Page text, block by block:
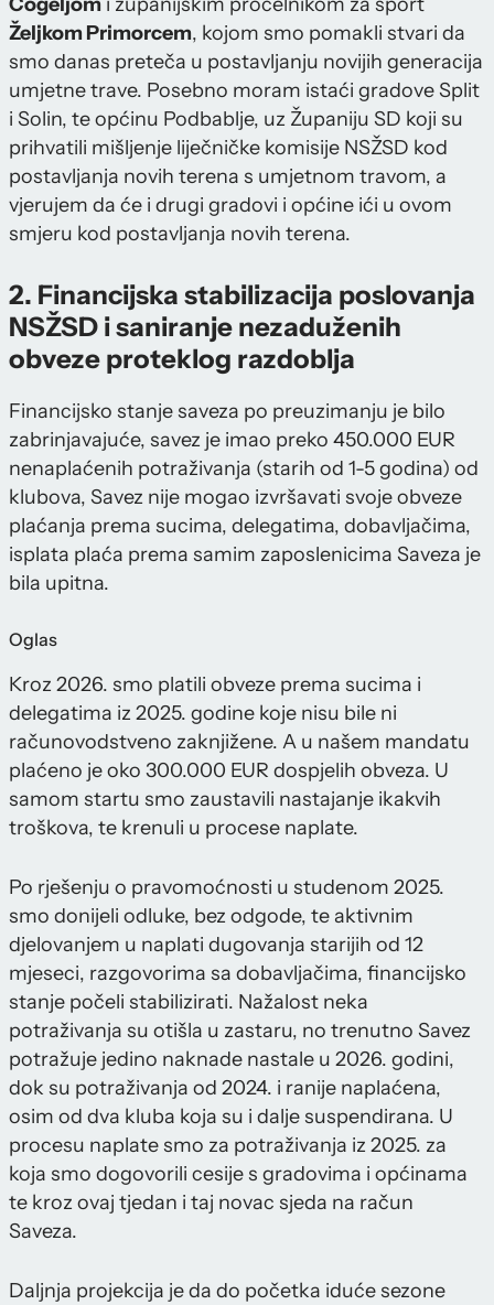
Željkom Primorcem, kojom smo pomakli stvari da
smo danas preteča u postavljanju novijih generacija
umjetne trave. Posebno moram istaći gradove Split
i Solin, te općinu Podbablje, uz Županiju SD koji su
prihvatili mišljenje liječničke komisije NSŽSD kod
postavljanja novih terena s umjetnom travom, a
vjerujem da će i drugi gradovi i općine ići u ovom
smjeru kod postavljanja novih terena.
2. Financijska stabilizacija poslovanja
NSŽSD i saniranje nezaduženih
obveze proteklog razdoblja
Financijsko stanje saveza po preuzimanju je bilo
zabrinjavajuće, savez je imao preko 450.000 EUR
nenaplaćenih potraživanja (starih od 1-5 godina) od
klubova, Savez nije mogao izvršavati svoje obveze
plaćanja prema sucima, delegatima, dobavljačima,
isplata plaća prema samim zaposlenicima Saveza je
bila upitna.
Oglas
Kroz 2026. smo platili obveze prema sucima i
delegatima iz 2025. godine koje nisu bile ni
računovodstveno zaknjižene. A u našem mandatu
plaćeno je oko 300.000 EUR dospjelih obveza. U
samom startu smo zaustavili nastajanje ikakvih
troškova, te krenuli u procese naplate.
Po rješenju o pravomoćnosti u studenom 2025.
smo donijeli odluke, bez odgode, te aktivnim
djelovanjem u naplati dugovanja starijih od 12
mjeseci, razgovorima sa dobavljačima, financijsko
stanje počeli stabilizirati. Nažalost neka
potraživanja su otišla u zastaru, no trenutno Savez
potražuje jedino naknade nastale u 2026. godini,
dok su potraživanja od 2024. i ranije naplaćena,
osim od dva kluba koja su i dalje suspendirana. U
procesu naplate smo za potraživanja iz 2025. za
koja smo dogovorili cesije s gradovima i općinama
te kroz ovaj tjedan i taj novac sjeda na račun
Saveza.
Daljnja projekcija je da do početka iduće sezone